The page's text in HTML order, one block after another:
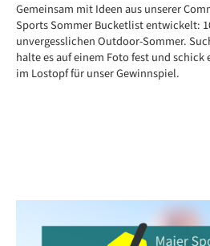
Gemeinsam mit Ideen aus unserer
Sports Sommer Bucketlist entwickelt:
unvergesslichen Outdoor-Sommer.
halte es auf einem Foto fest und schick
im Lostopf für unser Gewinnspiel.